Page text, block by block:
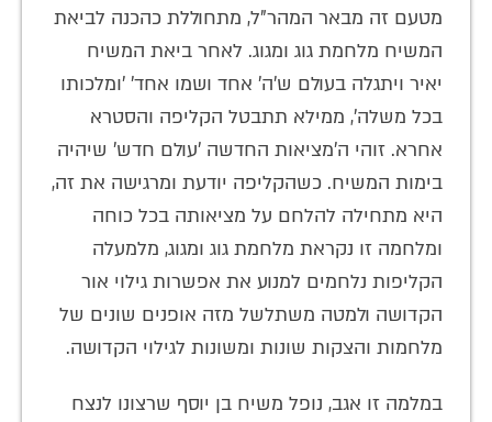
מטעם זה מבאר המהר"ל, מתחוללת כהכנה לביאת
המשיח מלחמת גוג ומגוג. לאחר ביאת המשיח
יאיר ויתגלה בעולם ש'ה' אחד ושמו אחד' 'ומלכותו
בכל משלה', ממילא תתבטל הקליפה והסטרא
אחרא. זוהי ה'מציאות החדשה 'עולם חדש' שיהיה
בימות המשיח. כשהקליפה יודעת ומרגישה את זה,
היא מתחילה להלחם על מציאותה בכל כוחה
ומלחמה זו נקראת מלחמת גוג ומגוג, מלמעלה
הקליפות נלחמים למנוע את אפשרות גילוי אור
הקדושה ולמטה משתלשל מזה אופנים שונים של
מלחמות והצקות שונות ומשונות לגילוי הקדושה.
במלמה זו אגב, נופל משיח בן יוסף שרצונו לנצח